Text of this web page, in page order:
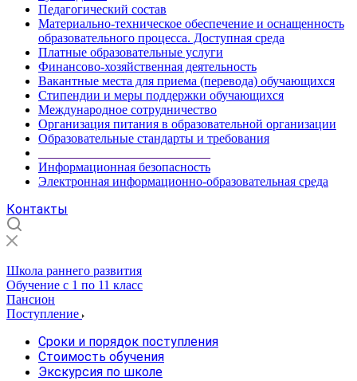
Педагогический состав
Материально-техническое обеспечение и оснащенность
образовательного процесса. Доступная среда
Платные образовательные услуги
Финансово-хозяйственная деятельность
Вакантные места для приема (перевода) обучающихся
Стипендии и меры поддержки обучающихся
Международное сотрудничество
Организация питания в образовательной организации
Образовательные стандарты и требования
Информационная безопасность
Электронная информационно-образовательная среда
Контакты
Школа раннего развития
Обучение с 1 по 11 класс
Пансион
Поступление
Сроки и порядок поступления
Стоимость обучения
Экскурсия по школе